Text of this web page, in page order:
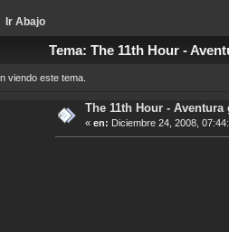
Ir Abajo
Tema: The 11th Hour -
viendo este tema.
The 11th Hour - Aventura
« en: Diciembre 24, 2008,